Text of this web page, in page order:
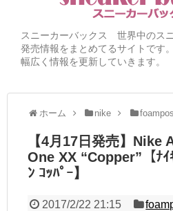
スニーカーバックス 世界中のス
発売情報をまとめてるサイトです
幅広く情報を更新していきます。
ホーム nike
【4月17日発売】
One XX “Copper”【ﾅｲ
ﾝ ｺｯﾊﾟｰ】
2017/2/22 21:15